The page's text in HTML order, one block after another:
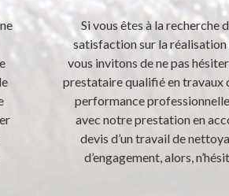
Si vous êtes à la recherche
satisfaction sur la réalisation
vous invitons de ne pas
prestataire qualifié en
performance
avec notre prestation en
devis d’un travail de
d’engagement, alors,